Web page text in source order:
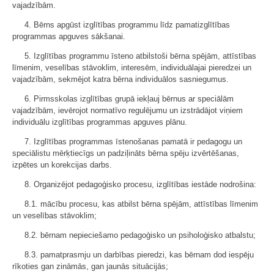
vajadzībām.
4. Bērns apgūst izglītības programmu līdz pamatizglītības
programmas apguves sākšanai.
5. Izglītības programmu īsteno atbilstoši bērna spējām, attīstības
līmenim, veselības stāvoklim, interesēm, individuālajai pieredzei un
vajadzībām, sekmējot katra bērna individuālos sasniegumus.
6. Pirmsskolas izglītības grupā iekļauj bērnus ar speciālām
vajadzībām, ievērojot normatīvo regulējumu un izstrādājot viņiem
individuālu izglītības programmas apguves plānu.
7. Izglītības programmas īstenošanas pamatā ir pedagogu un
speciālistu mērķtiecīgs un padziļināts bērna spēju izvērtēšanas,
izpētes un korekcijas darbs.
8. Organizējot pedagoģisko procesu, izglītības iestāde nodrošina:
8.1. mācību procesu, kas atbilst bērna spējām, attīstības līmenim
un veselības stāvoklim;
8.2. bērnam nepieciešamo pedagoģisko un psiholoģisko atbalstu;
8.3. pamatprasmju un darbības pieredzi, kas bērnam dod iespēju
rīkoties gan zināmās, gan jaunās situācijās;